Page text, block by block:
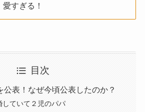
愛すぎる！
目次
公表！なぜ今頃公表したのか？
していて２児のパパ